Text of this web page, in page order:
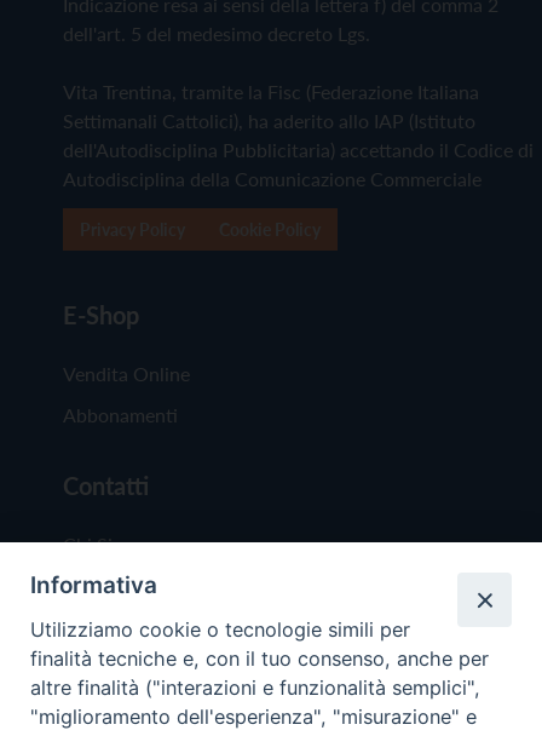
dell'art. 5 del medesimo decreto Lgs.
Vita Trentina, tramite la Fisc (Federazione Italiana
Settimanali Cattolici), ha aderito allo IAP (Istituto
dell'Autodisciplina Pubblicitaria) accettando il Codice di
Autodisciplina della Comunicazione Commerciale
E-Shop
Vendita Online
Abbonamenti
Contatti
Chi Siamo
Redazione
Scrivici
Informativa
Utilizziamo cookie o tecnologie simili per
finalità tecniche e, con il tuo consenso, anche per
altre finalità ("interazioni e funzionalità semplici",
"miglioramento dell'esperienza", "misurazione" e